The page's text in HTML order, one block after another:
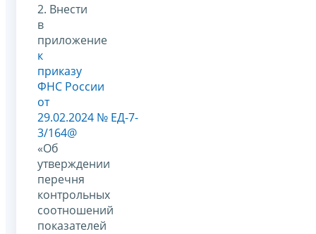
2. Внести
в
приложение
к
приказу
ФНС России
от
29.02.2024 № ЕД-7-
3/164@
«Об
утверждении
перечня
контрольных
соотношений
показателей